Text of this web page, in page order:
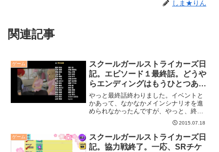
しま★りん
関連記事
ゲーム
スクールガールストライカーズ日
記。エピソード１最終話。どうや
らエンディングはもうひとつある
らしい。
やっと最終話終わりました。イベントと
かあって、なかなかメインシナリオを進
められなかったんですが、やっと、終わ
2015.07.18
ゲーム
スクールガールストライカーズ日
記。協力戦終了。一応、SRチケ